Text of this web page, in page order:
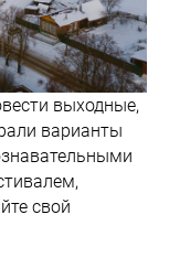
выходные,
варианты
свой